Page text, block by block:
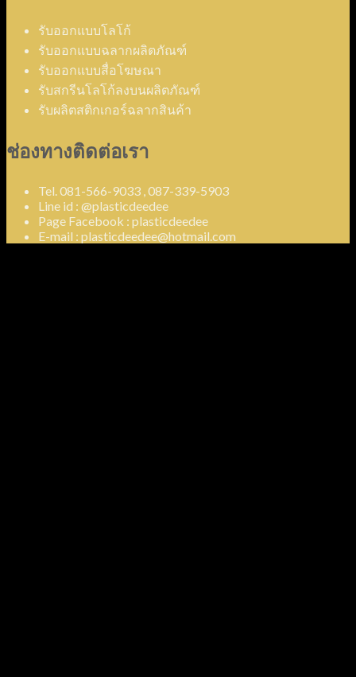
รับออกแบบโลโก้
รับออกแบบฉลากผลิตภัณฑ์
รับออกแบบสื่อโฆษณา
รับสกรีนโลโก้ลงบนผลิตภัณฑ์
รับผลิตสติกเกอร์ฉลากสินค้า
ช่องทางติดต่อเรา
Tel. 081-566-9033 , 087-339-5903
Line id : @plasticdeedee
Page Facebook : plasticdeedee
E-mail : plasticdeedee@hotmail.com